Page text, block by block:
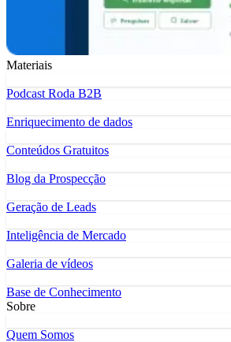
Materiais
Podcast Roda B2B
Enriquecimento de dados
Conteúdos Gratuitos
Blog da Prospecção
Geração de Leads
Inteligência de Mercado
Galeria de vídeos
Base de Conhecimento
Sobre
Quem Somos